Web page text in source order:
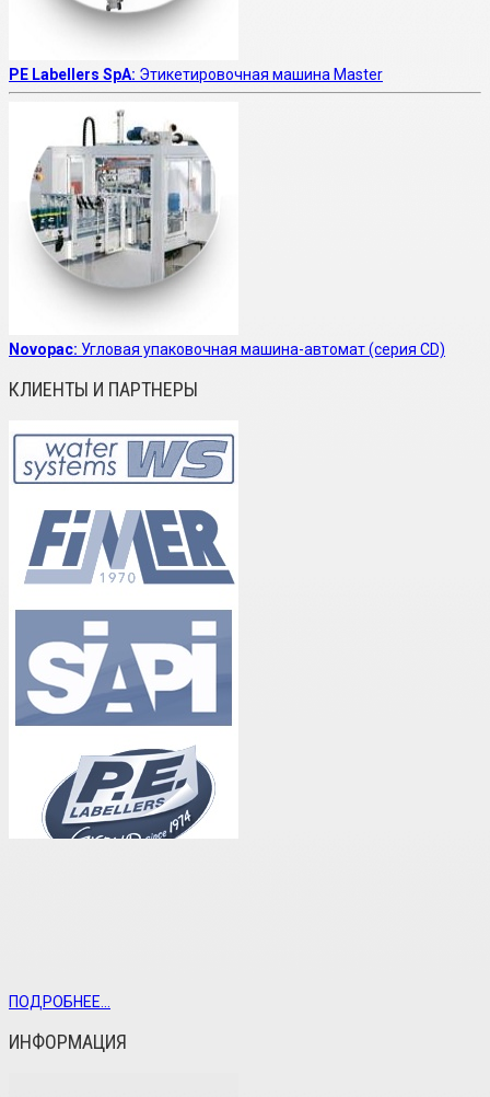
PE Labellers SpA: Этикетировочная машина Master
Novopac: Угловая упаковочная машина-автомат (серия CD)
КЛИЕНТЫ И ПАРТНЕРЫ
ПОДРОБНЕЕ...
ИНФОРМАЦИЯ